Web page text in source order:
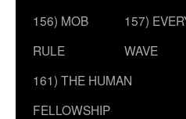
156) MOB
RULE
157)
WAVE
161) THE HUMAN
FELLOWSHIP